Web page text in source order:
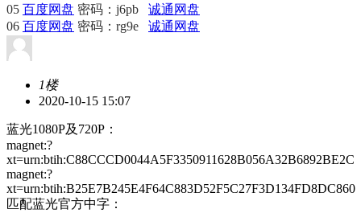
05 百度网盘 密码：j6pb
诚通网盘
06 百度网盘 密码：rg9e 诚通网盘
1楼
2020-10-15 15:07
蓝光1080P及720P：
magnet:?
xt=urn:btih:C88CCCD0044A5F3350911628B056A32B6892BE2C
magnet:?
xt=urn:btih:B25E7B245E4F64C883D52F5C27F3D134FD8DC860
匹配蓝光官方中字：